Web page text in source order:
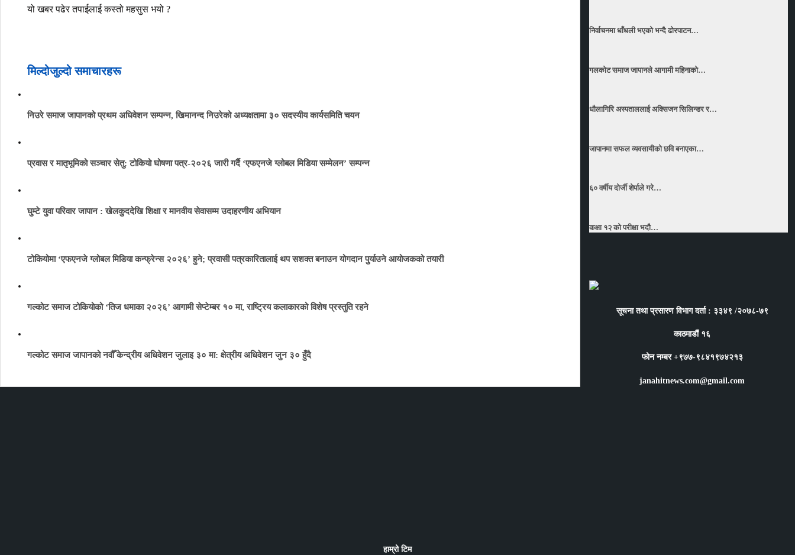
यो खबर पढेर तपाईलाई कस्तो महसुस भयो ?
मिल्दोजुल्दो समाचारहरू
निउरे समाज जापानको प्रथम अधिवेशन सम्पन्न, खिमानन्द निउरेको अध्यक्षतामा ३० सदस्यीय कार्यसमिति चयन
प्रवास र मातृभूमिको सञ्चार सेतु: टोकियो घोषणा पत्र-२०२६ जारी गर्दै ‘एफएनजे ग्लोबल मिडिया सम्मेलन’ सम्पन्न
घुम्टे युवा परिवार जापान : खेलकुददेखि शिक्षा र मानवीय सेवासम्म उदाहरणीय अभियान
टोकियोमा ‘एफएनजे ग्लोबल मिडिया कन्फ्रेन्स २०२६’ हुने; प्रवासी पत्रकारितालाई थप सशक्त बनाउन योगदान पुर्याउने आयोजकको तयारी
गल्कोट समाज टोकियोको ‘तिज धमाका २०२६’ आगामी सेप्टेम्बर १० मा, राष्ट्रिय कलाकारको विशेष प्रस्तुति रहने
गल्कोट समाज जापानको नवौँ केन्द्रीय अधिवेशन जुलाइ ३० मा: क्षेत्रीय अधिवेशन जुन ३० हुँदै
निर्वाचनमा धाँधली भएको भन्दै ढोरपाटन…
गलकोट समाज जापानले आगामी महिनाको…
धाैलागिरि अस्पताललाई अक्सिजन सिलिन्डर र…
जापानमा सफल व्यवसायीको छवि बनाएका…
६० वर्षीय दोर्जी शेर्पाले गरे…
कक्षा १२ को परीक्षा भदौ…
सूचना तथा प्रसारण विभाग दर्ता : ३३४९ /२०७८-७९
काठमाडौं १६
फोन नम्बर +९७७-९८४१९७४२१३
janahitnews.com@gmail.com
हाम्रो टिम